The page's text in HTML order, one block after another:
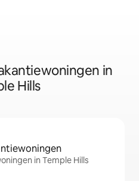
in
Hills
in Temple Hills